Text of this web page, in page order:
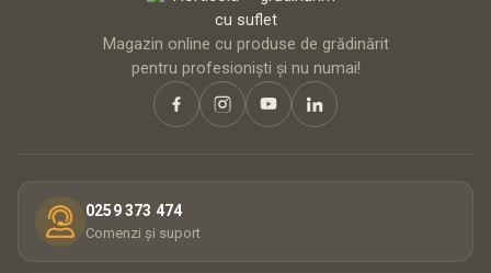
Magazin online cu produse de grădinărit
pentru profesioniști și nu numai!
0259 373 474
Comenzi și suport